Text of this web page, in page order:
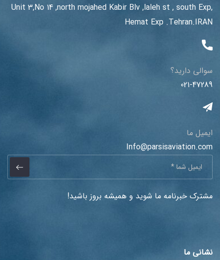
Unit 3,No 14 ,north mojahed Kabir Blv ,laleh st , south Exp,
Hemat Exp .Tehran.IRAN
سوالی دارید؟
021-47289
ایمیل ما
Info@parsisaviation.com
مشترک خبرنامه ما شوید و همیشه بروز باشید!
نشانی ما